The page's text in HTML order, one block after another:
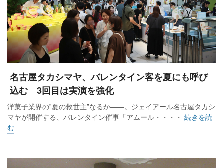
名古屋タカシマヤ、バレンタイン客を夏にも呼び
込む 3回目は実演を強化
洋菓子業界の‟夏の救世主”なるか――。ジェイアール名古屋タカシ
マヤが開催する、バレンタイン催事「アムール・・・・ 続きを読
む